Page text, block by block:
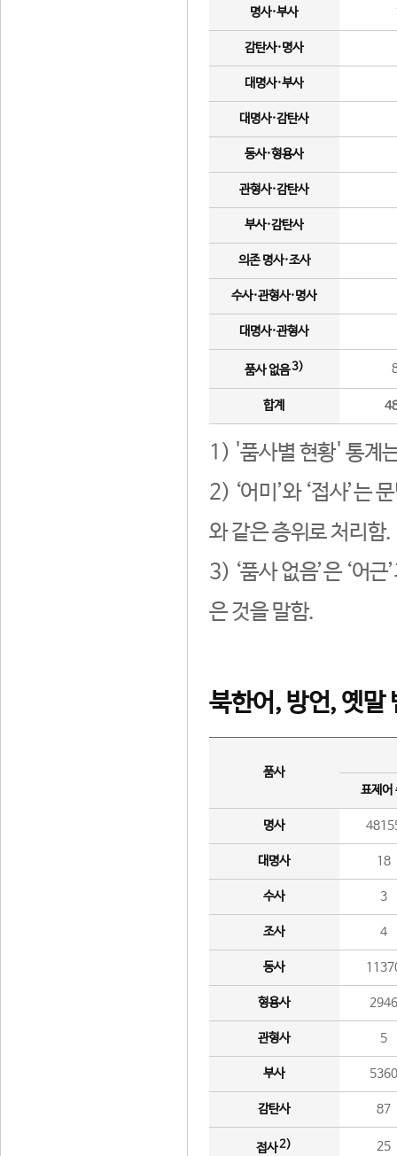
명사·부사
감탄사·명사
대명사·부사
대명사·감탄사
동사·형용사
관형사·감탄사
부사·감탄사
의존 명사·조사
수사·관형사·명사
대명사·관형사
품사 없음3)
합계
1) '품사별 현황' 통계
2) ‘어미’와 ‘접사’는
와 같은 층위로 처리함.
3) ‘품사 없음’은 ‘어
은 것을 말함.
북한어, 방언, 옛말
품사
표제어
명사
대명사 18
수사 3
조사 4
동사
형용사 2946
관형사 5
부사 5360
감탄사 87
접사2) 25